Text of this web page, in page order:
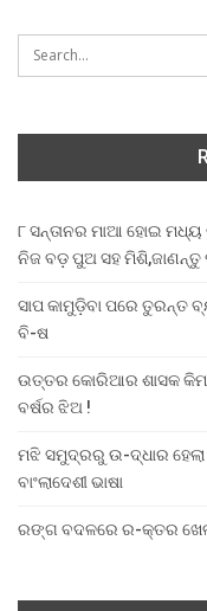
୮ ସନ୍ତାନର ମାଆ ହୋଇ
ନିଜ ବଡ଼ ପୁଅ ସହ ମିଶି,ଜାଣନ୍ତୁ
ସାପ କାମୁଡ଼ିବା ପରେ ତୁରନ୍ତ
ବି-ଷ
ଉତ୍ତର କୋରିଆର ଶାସକ କିମ
ବର୍ଷର ଝିଅ !
ମଝି ସମୁଦ୍ରରୁ ଉ-ଦ୍ଧାର ହେଲା
ବାଂଲାଦେଶୀ ଭାଷା
ରଙ୍ଗ ବଦଳରେ ର-କ୍ତର